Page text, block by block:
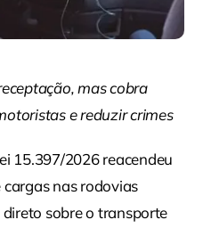
mas cobra
e reduzir crimes
15.397/2026 reacendeu
nas rodovias
sobre o transporte